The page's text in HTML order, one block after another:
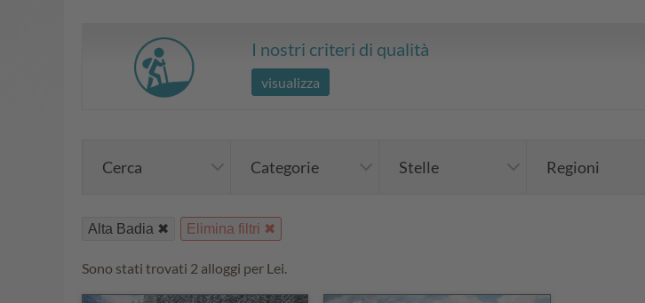
I nostri criteri di qualità
visualizza
Cerca Categorie Stelle Regioni
Alta Badia Elimina filtri
Sono stati trovati 2 alloggi per Lei.